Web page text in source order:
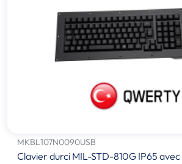
MKBL107N0090USB
Clavier durci MIL-STD-810G IP65